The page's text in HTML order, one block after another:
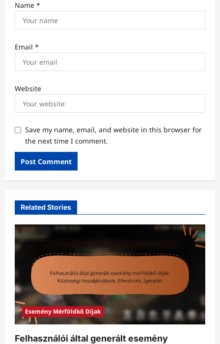
Name *
Email *
Website
Save my name, email, and website in this browser for
the next time I comment.
Related Stories
Esemény Mérföldkő Díjak
Felhasználói által generált esemény